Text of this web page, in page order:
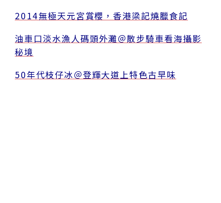
2014無極天元宮賞櫻，香港梁記燒臘食記
油車口淡水漁人碼頭外灘＠散步騎車看海攝影
秘境
50年代枝仔冰＠登輝大道上特色古早味